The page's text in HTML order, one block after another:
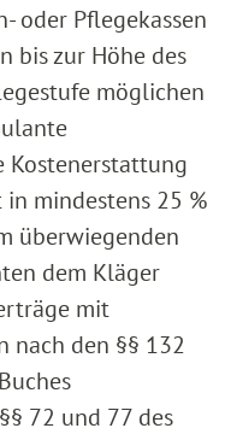
oder Pflegekassen
bis zur Höhe des
möglichen
Kostenerstattung
mindestens 25 %
überwiegenden
dem Kläger
mit
nach den §§ 132
72 und 77 des